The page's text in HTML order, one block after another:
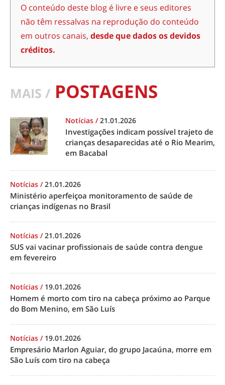
O conteúdo deste blog é livre e seus editores
não têm ressalvas na reprodução do conteúdo
em outros canais, desde que dados os devidos
créditos.
MAIS / POSTAGENS
Notícias /21.01.2026
Investigações indicam possível trajeto de
crianças desaparecidas até o Rio Mearim,
em Bacabal
Notícias /21.01.2026
Ministério aperfeiçoa monitoramento de saúde de
crianças indígenas no Brasil
Notícias /21.01.2026
SUS vai vacinar profissionais de saúde contra dengue
em fevereiro
Notícias / 19.01.2026
Homem é morto com tiro na cabeça próximo ao Parque
do Bom Menino, em São Luís
Notícias / 19.01.2026
Empresário Marlon Aguiar, do grupo Jacaúna, morre em
São Luís com tiro na cabeça